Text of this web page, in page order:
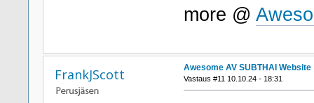
more @
FrankJScott Awesome AV SUBTHAI Website
Vastaus #11 10.10.24 - 18:31